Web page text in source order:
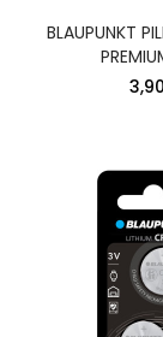
BLAUPUNKT